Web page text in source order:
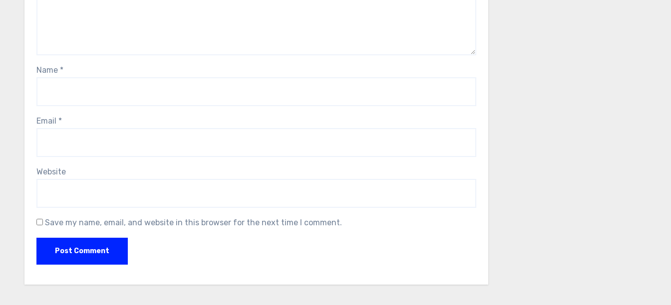
Name *
Email *
Website
Save my name, email, and website in this browser for the next time I comment.